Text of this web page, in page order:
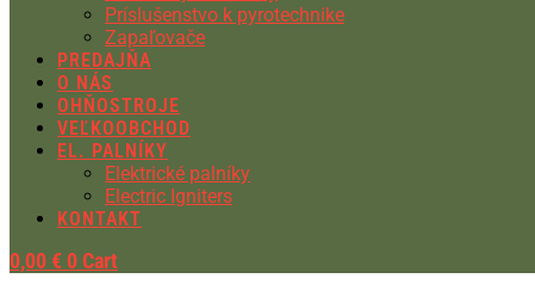
Príslušenstvo k pyrotechnike
Zapaľovače
PREDAJŇA
O NÁS
OHŇOSTROJE
VEĽKOOBCHOD
EL. PALNÍKY
Elektrické palníky
Electric Igniters
KONTAKT
0,00 € 0 Cart